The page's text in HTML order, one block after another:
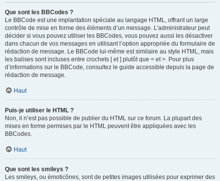
Que sont les BBCodes ?
Le BBCode est une implantation spéciale au langage HTML, offrant un large
contrôle de mise en forme des éléments d’un message. L’administrateur peut
décider si vous pouvez utiliser les BBCodes, vous pouvez aussi les désactiver
dans chacun de vos messages en utilisant l’option appropriée du formulaire de
rédaction de message. Le BBCode lui-même est similaire au style HTML, mais
les balises sont incluses entre crochets [ et ] plutôt que < et >. Pour plus
d’informations sur le BBCode, consultez le guide accessible depuis la page de
rédaction de message.
Haut
Puis-je utiliser le HTML ?
Non, il n’est pas possible de publier du HTML sur ce forum. La plupart des
mises en forme permises par le HTML peuvent être appliquées avec les
BBCodes.
Haut
Que sont les smileys ?
Les smileys, ou émoticônes, sont de petites images utilisées pour exprimer des